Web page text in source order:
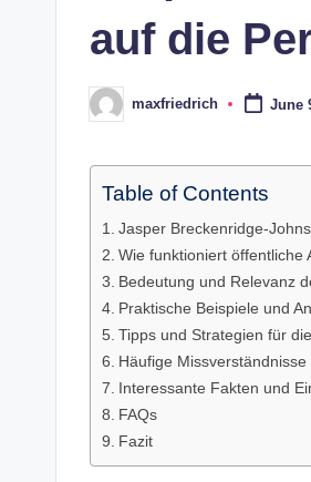
auf die
Posted
by
maxfriedrich June
Table of Contents
Jasper Breckenridge-
Wie funktioniert öffentliche
Bedeutung und Relevanz
Praktische Beispiele und
Tipps und Strategien für
Häufige Missverständnisse
Interessante Fakten und
FAQs
Fazit